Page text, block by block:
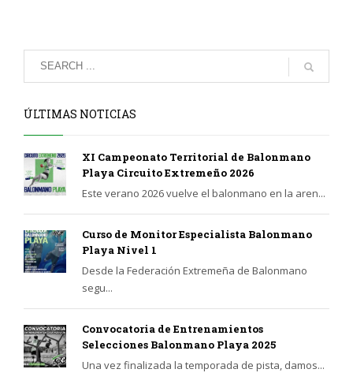
ÚLTIMAS NOTICIAS
XI Campeonato Territorial de Balonmano
Playa Circuito Extremeño 2026
Este verano 2026 vuelve el balonmano en la aren...
Curso de Monitor Especialista Balonmano
Playa Nivel 1
Desde la Federación Extremeña de Balonmano
segu...
Convocatoria de Entrenamientos
Selecciones Balonmano Playa 2025
Una vez finalizada la temporada de pista, damos...